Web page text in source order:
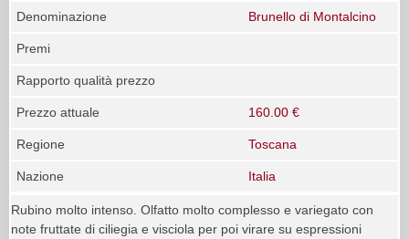
Denominazione Brunello di Montalcino
Premi
Rapporto qualità prezzo
Prezzo attuale 160.00 €
Regione Toscana
Nazione Italia
Rubino molto intenso. Olfatto molto complesso e variegato con
note fruttate di ciliegia e visciola per poi virare su espressioni